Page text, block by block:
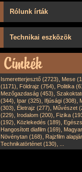
Rólunk írták
Technikai eszközök
Ismeretterjesztő (2723), Mese
(1171), Földrajz (754), Politika
Mezőgazdaság (453),
(344), Ipar (325), Ifjúsági (308),
(303), Életrajz (277), Művészet
(229), Irodalom (200), Fizika
(192), Közlekedés (189),
Hangosított diafilm (169),
Növénytan (168), Rajzfilm
Technikatörténet (130),